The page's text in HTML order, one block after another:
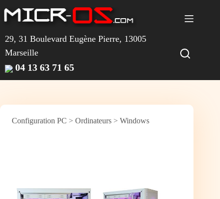
au
contenu
29, 31 Boulevard Eugène Pierre, 13005
Marseille
04 13 63 71 65
Configuration PC > Ordinateurs > Windows